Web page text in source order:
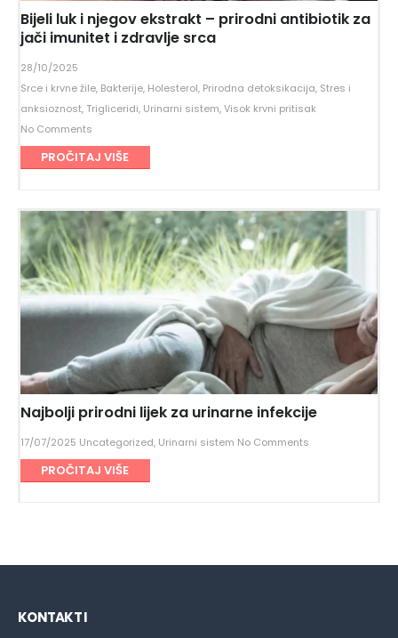
Bijeli luk i njegov ekstrakt – prirodni antibiotik za
jači imunitet i zdravlje srca
28/10/2025
Srce i krvne žile, Bakterije, Holesterol, Prirodna detoksikacija, Stres i
anksioznost, Trigliceridi, Urinarni sistem,Visok krvni pritisak
No Comments
PROČITAJ VIŠE
Najbolji prirodni lijek za urinarne infekcije
17/07/2025 Uncategorized, Urinarni sistem No Comments
PROČITAJ VIŠE
KONTAKT I